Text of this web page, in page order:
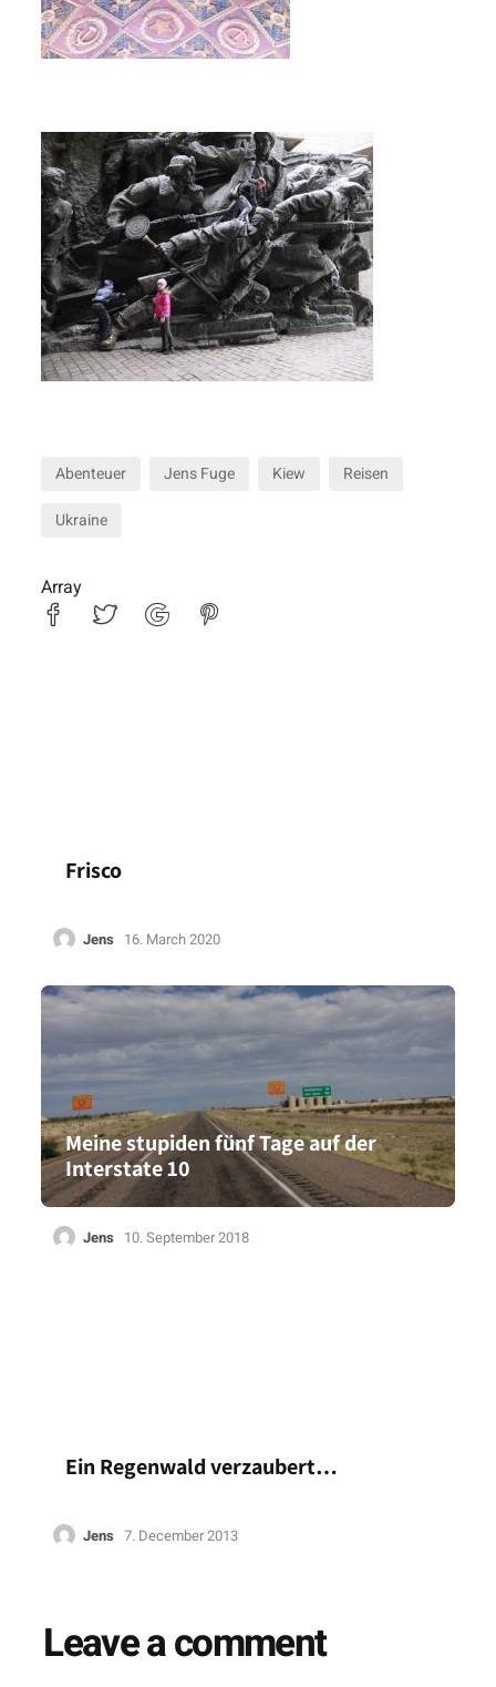
Abenteuer Jens Fuge Kiew
Reisen
Ukraine
Array
Frisco
Jens 16. March 2020
Meine stupiden fünf Tage auf der
Interstate 10
Jens 10. September 2018
Ein Regenwald verzaubert…
Jens 7. December 2013
Leave a comment